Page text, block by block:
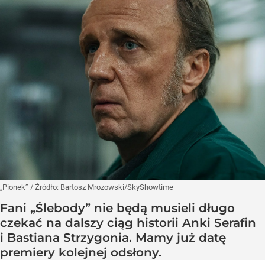
„Pionek” / Źródło: Bartosz Mrozowski/SkyShowtime
Fani „Ślebody” nie będą musieli długo
czekać na dalszy ciąg historii Anki Serafin
i Bastiana Strzygonia. Mamy już datę
premiery kolejnej odsłony.